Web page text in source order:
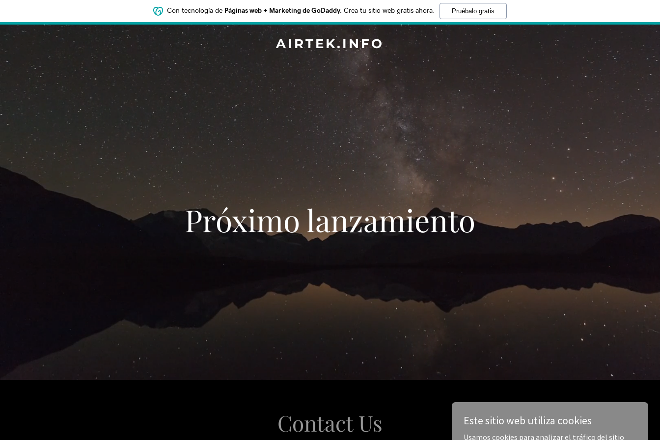
Con tecnología de Páginas web + Marketing de GoDaddy. Crea tu sitio web gratis ahora. Pruébalo gratis
AIRTEK.INFO
‌‌Próximo lanzamiento
Contact Us Este sitio web utiliza cookies
Usamos cookies para analizar el tráfico del sitio